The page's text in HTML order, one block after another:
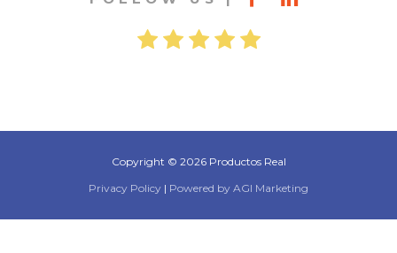
Copyright © 2026 Productos Real
Privacy Policy | Powered by AGI Marketing